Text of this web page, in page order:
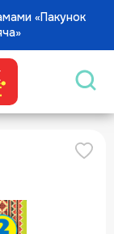
«Пакунок